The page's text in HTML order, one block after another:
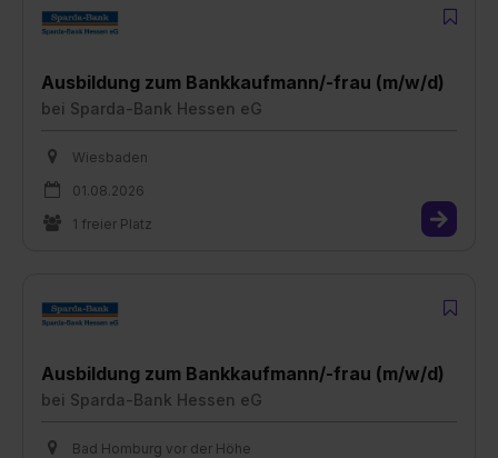
Ausbildung zum Bankkaufmann/-frau (m/w/d)
bei Sparda-Bank Hessen eG
Wiesbaden
01.08.2026
1 freier Platz
Ausbildung zum Bankkaufmann/-frau (m/w/d)
bei Sparda-Bank Hessen eG
Bad Homburg vor der Höhe